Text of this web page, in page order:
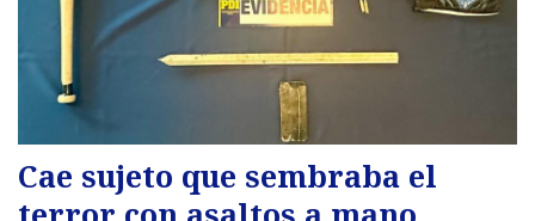
Cae sujeto que sembraba el